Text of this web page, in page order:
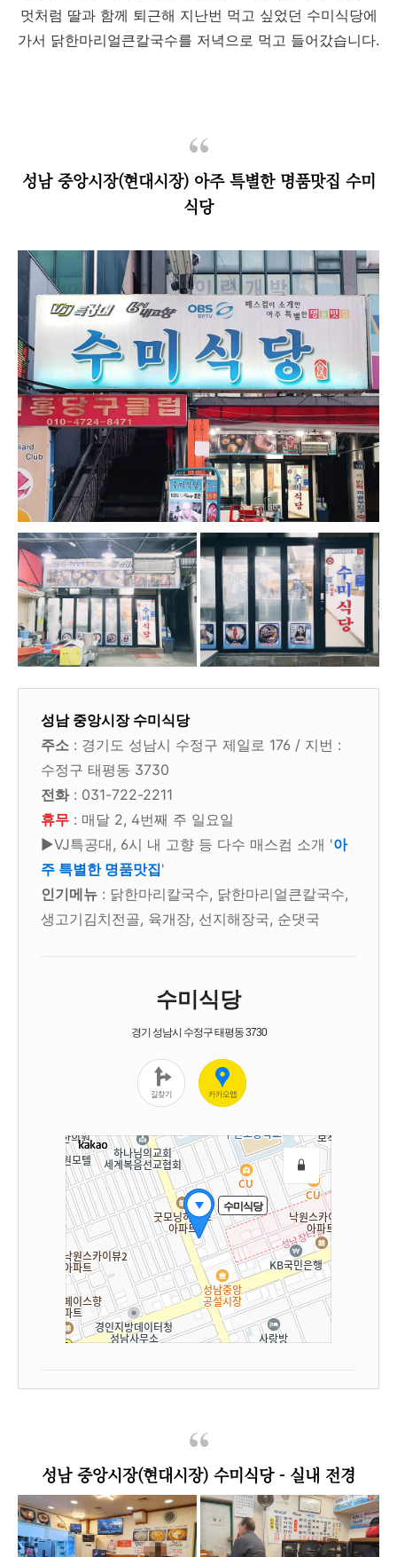
멋처럼 딸과 함께 퇴근해 지난번 먹고 싶었던 수미식당에
가서 닭한마리얼큰칼국수를 저녁으로 먹고 들어갔습니다.
성남 중앙시장(현대시장) 아주 특별한 명품맛집 수미
식당
성남 중앙시장 수미식당
주소 : 경기도 성남시 수정구 제일로 176 / 지번 :
수정구 태평동 3730
전화: 031-722-2211
휴무 : 매달 2, 4번째 주 일요일
▶VJ특공대, 6시 내 고향 등 다수 매스컴 소개 '아
주 특별한 명품맛집'
인기메뉴 : 닭한마리칼국수, 닭한마리얼큰칼국수,
생고기김치전골, 육개장, 선지해장국, 순댓국
성남 중앙시장(현대시장) 수미식당 - 실내 전경